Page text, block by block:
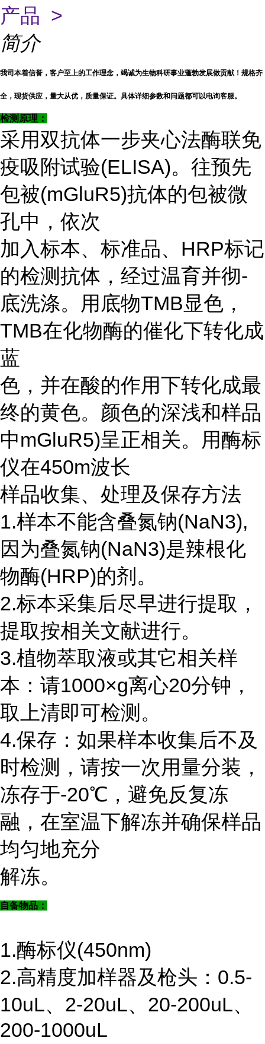
产品 >
简介
我司本着信誉，客户至上的工作理念，竭诚为生物科研事业蓬勃发展做贡献！规格齐
全，现货供应，量大从优，质量保证。具体详细参数和问题都可以电询客服。
检测原理：
采用双抗体一步夹心法酶联免
疫吸附试验(ELISA)。往预先
包被(mGluR5)抗体的包被微
孔中，依次
加入标本、标准品、HRP标记
的检测抗体，经过温育并彻-
底洗涤。用底物TMB显色，
TMB在化物酶的催化下转化成
蓝
色，并在酸的作用下转化成最
终的黄色。颜色的深浅和样品
中mGluR5)呈正相关。用酶标
仪在450m波长
样品收集、处理及保存方法
1.样本不能含叠氮钠(NaN3),
因为叠氮钠(NaN3)是辣根化
物酶(HRP)的剂。
2.标本采集后尽早进行提取，
提取按相关文献进行。
3.植物萃取液或其它相关样
本：请1000×g离心20分钟，
取上清即可检测。
4.保存：如果样本收集后不及
时检测，请按一次用量分装，
冻存于-20℃，避免反复冻
融，在室温下解冻并确保样品
均匀地充分
解冻。
自备物品：
1.酶标仪(450nm)
2.高精度加样器及枪头：0.5-
10uL、2-20uL、20-200uL、
200-1000uL